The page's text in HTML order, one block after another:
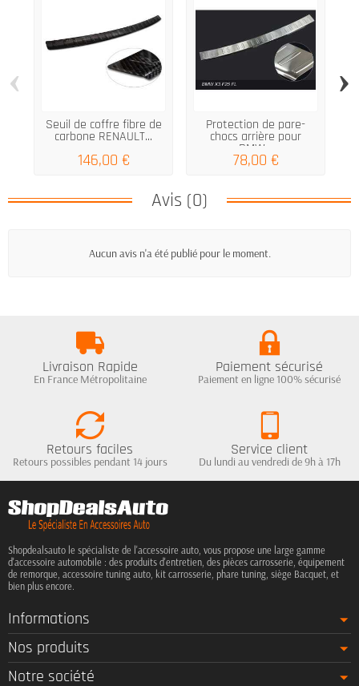
Seuil de coffre fibre de
carbone RENAULT...
146,00 €
Protection de pare-
chocs arrière pour
BMW...
78,00 €
‹ ›
Avis (0)
Aucun avis n'a été publié pour le moment.
Livraison Rapide
En France Métropolitaine
Paiement sécurisé
Paiement en ligne 100% sécurisé
Retours faciles
Retours possibles pendant 14 jours
Service client
Du lundi au vendredi de 9h à 17h
Shopdealsauto le spécialiste de l'accessoire auto, vous propose une large gamme
d'accessoire automobile : des produits d'entretien, des pièces carrosserie, équipement
de remorque, accessoire tuning auto, kit carrosserie, phare tuning, siège Bacquet, et
bien plus encore.
Informations
Nos produits
Notre société